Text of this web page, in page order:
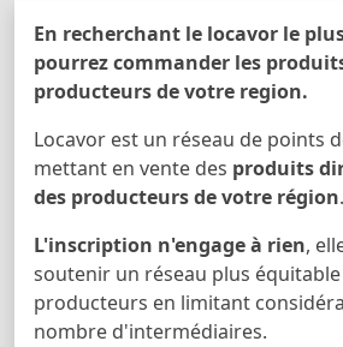
En recherchant le locavor le
pourrez commander les
producteurs de votre region.
Locavor est un réseau de points
mettant en vente des produits
des producteurs de votre région.
L'inscription n'engage à rien,
soutenir un réseau plus
producteurs en limitant
nombre d'intermédiaires.